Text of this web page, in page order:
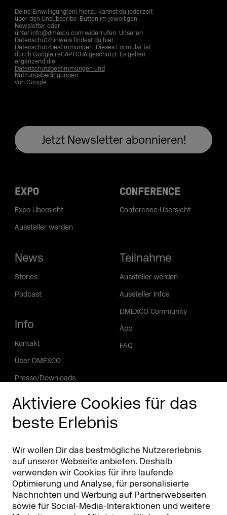
Aktiviere Cookies für das
beste Erlebnis
Wir wollen Dir das bestmögliche Nutzererlebnis
auf unserer Webseite anbieten. Deshalb
verwenden wir Cookies für ihre laufende
Optimierung und Analyse, für personalisierte
Nachrichten und Werbung auf Partnerwebseiten
sowie für Social-Media-Interaktionen und weitere
Deine Einwilligung(en) hierzu kannst du jederzeit
über den Unsubscribe-Button im jeweiligen
Newsletter oder
unter info@dmexco.com widerrufen. Unseren
Datenschutzhinweis findest du hier:
Datenschutzbestimmungen. Dieses Formular ist
durch Google reCAPTCHA geschützt. Es gelten
ergänzend die
Datenschutzbestimmungen und
Nutzungsbedingungen
von Google.
EXPO
Expo Übersicht
Aussteller werden
CONFERENCE
Conference Übersicht
News
Stories
Podcast
Info
Kontakt
Über DMEXCO
Presse/Downloads
Phishing Alarm
Teilnahme
Aussteller werden
Aussteller Infos
DMEXCO Community
App
FAQ
Partner
Partner & Sponsoren DMEXCO Asia